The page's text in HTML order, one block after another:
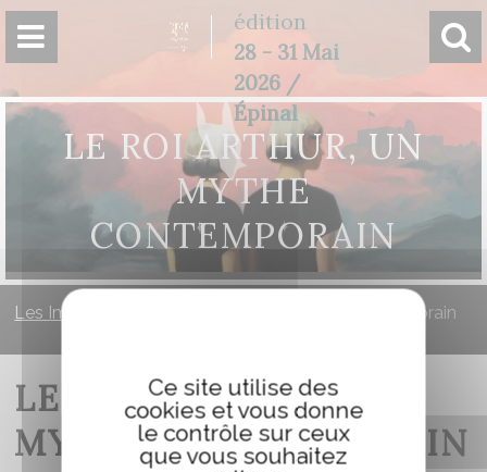
édition
28 - 31 Mai
2026 /
Épinal
LE ROI ARTHUR, UN
MYTHE
CONTEMPORAIN
Les Imaginales Le Roi Arthur, un mythe contemporain
LE ROI ARTHUR, UN
MYTHE CONTEMPORAIN
Panneau de gestion des cookies
Ce site utilise des
cookies et vous donne
le contrôle sur ceux
que vous souhaitez